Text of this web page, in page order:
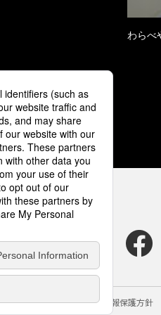
わらべ
クッキーポリシー 個人情報保護方針